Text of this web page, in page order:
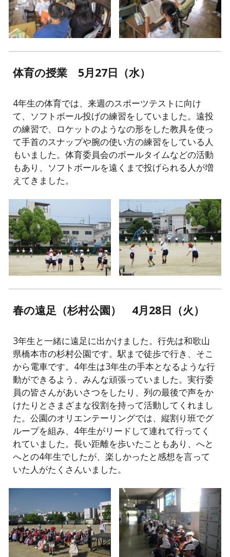
体育の授業 5月27日（水）
4年生の体育では、来週のスポーツテストに向け
て、ソフトボール投げの練習をしていました。遠投
の練習で、ロケットのようなの形をした教具を使っ
て手首のスナップや腕の使い方の練習をしている人
もいました。体育委員会のボールタイムなどの活動
もあり、ソフトボールを遠くまで投げられる人が増
えてきました。
春の遠足（杉村公園） 4月28日（火）
3年生と一緒に遠足に出かけました。行先は和歌山
県橋本市の杉村公園です。駅まで徒歩で行き、そこ
から電車です。4年生は3年生の手本となるような行
動ができるよう、みんな頑張っていました。実行委
員の皆さんがあいさつをしたり、列の最後で声をか
けたりとさまざまな役割を持って活動してくれまし
た。公園のオリエンテーリングでは、縦割り班でグ
ループを組み、4年生がリードして連れて行ってく
れていました。長い距離を歩いたこともあり、へと
へとの4年生でしたが、楽しかったと感想を言って
いた人がたくさんいました。